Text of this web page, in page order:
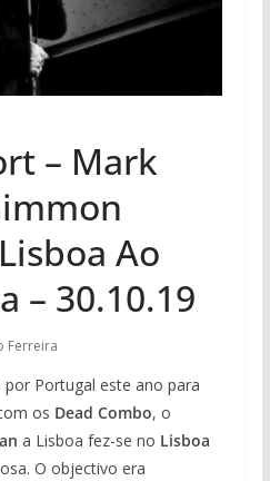
– Mark
Ao
– 30.10.19
Ferreira
Portugal este ano para
os Dead Combo, o
a Lisboa fez-se no Lisboa
O objectivo era